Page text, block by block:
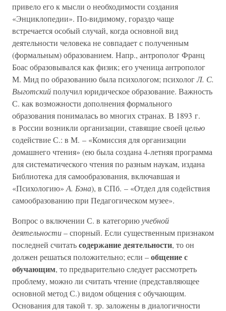
привело его к мысли о необходимости создания
«Энциклопедии». По-видимому, гораздо чаще
встречается особый случай, когда основной вид
деятельности человека не совпадает с полученным
(формальным) образованием. Напр., антрополог Франц
Боас образовывался как физик; его ученица антрополог
М. Мид по образованию была психологом; психологЛ. С.
Выготскийполучил юридическое образование. Важность
С. как возможности дополнения формального
образования понималась во многих странах. В 1893 г.
в России возникли организации, ставящие своей целью
содействие С.: в М. – «Комиссия для организации
домашнего чтения» (ею была создана 4-летняя программа
для систематического чтения по разным наукам, издана
Библиотека для самообразования, включавшая и
«Психологию» А. Бэна), в СПб. – «Отдел для содействия
самообразованию при Педагогическом музее».
Вопрос о включении С. в категориюучебной
деятельности– спорный. Если существенным признаком
последней считатьсодержание деятельности, то он
должен решаться положительно; если –общение с
обучающим, то предварительно следует рассмотреть
проблему, можно ли считать чтение (представляющее
основной метод С.) видом общения с обучающим.
Основания для такой т. зр. заложены в диалогичности